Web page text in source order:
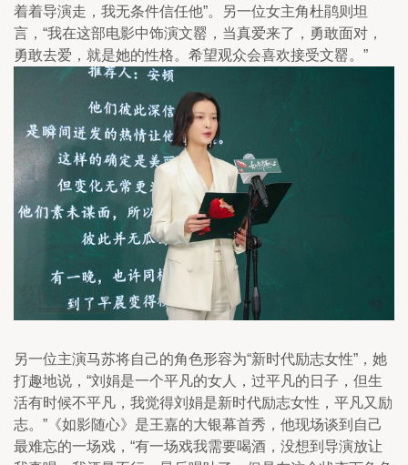
着着导演走，我无条件信任他”。另一位女主角杜鹃则坦
言，“我在这部电影中饰演文罂，当真爱来了，勇敢面对，
勇敢去爱，就是她的性格。希望观众会喜欢接受文罂。”
另一位主演马苏将自己的角色形容为“新时代励志女性”，她
打趣地说，“刘娟是一个平凡的女人，过平凡的日子，但生
活有时候不平凡，我觉得刘娟是新时代励志女性，平凡又励
志。”《如影随心》是王嘉的大银幕首秀，他现场谈到自己
最难忘的一场戏，“有一场戏我需要喝酒，没想到导演放让